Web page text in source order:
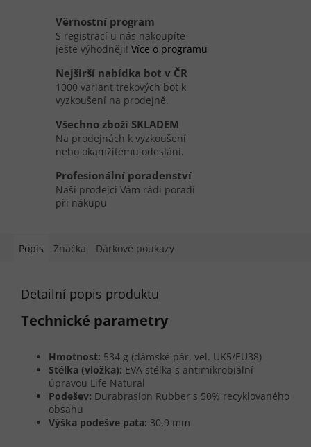
Věrnostní program
S registrací u nás nakoupíte
ještě výhodněji! Více o programu
Nejširší nabídka bot v ČR
1000 variant trekových bot k
vyzkoušení na prodejně.
Všechno zboží SKLADEM
Na prodejnách k vyzkoušení
nebo okamžitému odeslání.
Profesionální poradenství
Naši prodejci Vám rádi poradí
při nákupu
Popis Značka Dárkové poukazy
Detailní popis produktu
Technické parametry
Hmotnost: 534 g (dámské pár, vel. UK5/EU38)
Stélka (vložka): EVA stélka s antimikrobiální
úpravou Life Natural
Podešev: Durabrasion Rubber s 50% recyklovaného
obsahu
Výška podešve pata: 30,9 mm